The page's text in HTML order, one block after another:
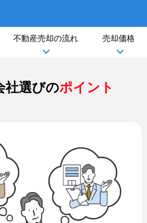
不動産売却の流れ 売却価格
社選びのポイント